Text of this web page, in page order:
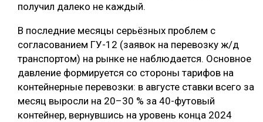
получил далеко не каждый.
В последние месяцы серьёзных проблем с
согласованием ГУ-12 (заявок на перевозку ж/д
транспортом) на рынке не наблюдается. Основное
давление формируется со стороны тарифов на
контейнерные перевозки: в августе ставки всего за
месяц выросли на 20–30 % за 40-футовый
контейнер, вернувшись на уровень конца 2024